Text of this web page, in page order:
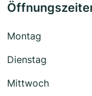
Montag
Dienstag
Mittwoch